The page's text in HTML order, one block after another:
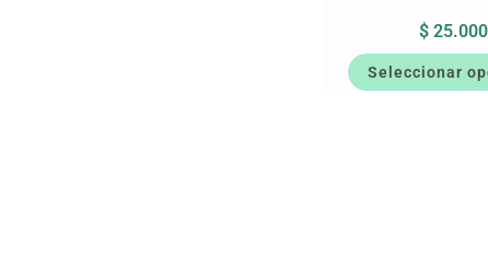
$25.000
Seleccionar